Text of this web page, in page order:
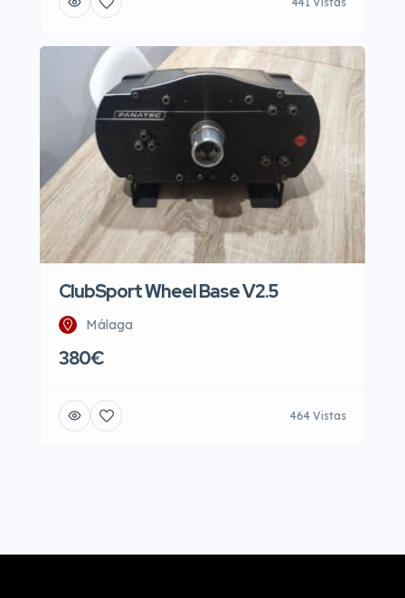
ClubSport Wheel Base V2.5
Málaga
380€
464 Vistas